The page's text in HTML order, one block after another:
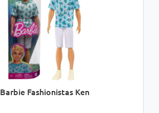
Barbie Fashionistas Ken